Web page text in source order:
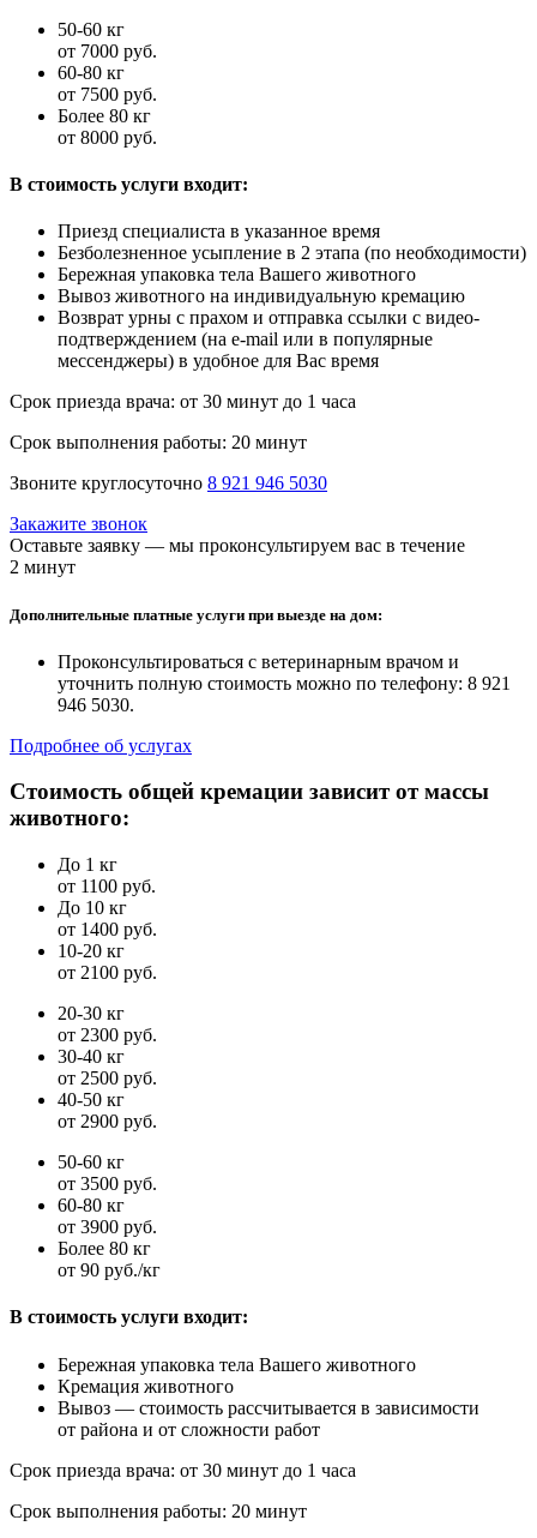
50-60 кг
от 7000 руб.
60-80 кг
от 7500 руб.
Более 80 кг
от 8000 руб.
В стоимость услуги входит:
Приезд специалиста в указанное время
Безболезненное усыпление в 2 этапа (по необходимости)
Бережная упаковка тела Вашего животного
Вывоз животного на индивидуальную кремацию
Возврат урны с прахом и отправка ссылки с видео-
подтверждением (на e-mail или в популярные
мессенджеры) в удобное для Вас время
Срок приезда врача: от 30 минут до 1 часа
Срок выполнения работы: 20 минут
Звоните круглосуточно 8 921 946 5030
Закажите звонок
Оставьте заявку — мы проконсультируем вас в течение
2 минут
Дополнительные платные услуги при выезде на дом:
Проконсультироваться с ветеринарным врачом и
уточнить полную стоимость можно по телефону: 8 921
946 5030.
Подробнее об услугах
Стоимость общей кремации зависит от массы
животного:
До 1 кг
от 1100 руб.
До 10 кг
от 1400 руб.
10-20 кг
от 2100 руб.
20-30 кг
от 2300 руб.
30-40 кг
от 2500 руб.
40-50 кг
от 2900 руб.
50-60 кг
от 3500 руб.
60-80 кг
от 3900 руб.
Более 80 кг
от 90 руб./кг
В стоимость услуги входит:
Бережная упаковка тела Вашего животного
Кремация животного
Вывоз — стоимость рассчитывается в зависимости
от района и от сложности работ
Срок приезда врача: от 30 минут до 1 часа
Срок выполнения работы: 20 минут